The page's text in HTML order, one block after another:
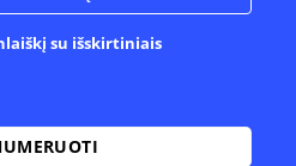
su išskirtiniais